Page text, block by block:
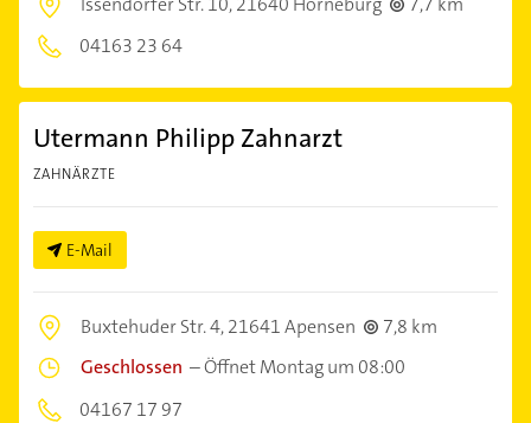
04163 23 64
Utermann Philipp Zahnarzt
ZAHNÄRZTE
E-Mail
Buxtehuder Str. 4,21641 Apensen
7,8 km
Geschlossen –Öffnet Montag um 08:00
04167 17 97